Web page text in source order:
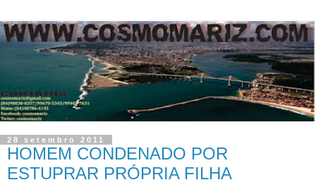
28 setembro 2011
HOMEM CONDENADO POR
ESTUPRAR PRÓPRIA FILHA